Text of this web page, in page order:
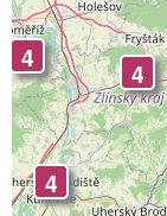
4
4
4